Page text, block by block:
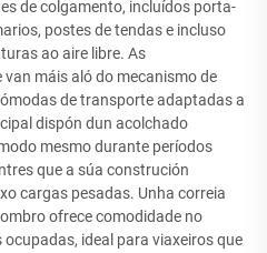
de colgamento, incluídos porta-
postes de tendas e incluso
ao aire libre. As
máis aló do mecanismo de
de transporte adaptadas a
dispón dun acolchado
mesmo durante períodos
que a súa construción
cargas pesadas. Unha correia
ofrece comodidade no
ideal para viaxeiros que